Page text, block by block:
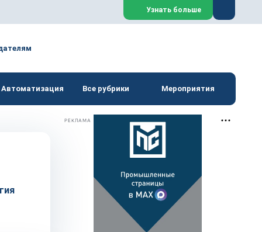
Узнать больше
Автоматизация Все рубрики Мероприятия
РЕКЛАМА